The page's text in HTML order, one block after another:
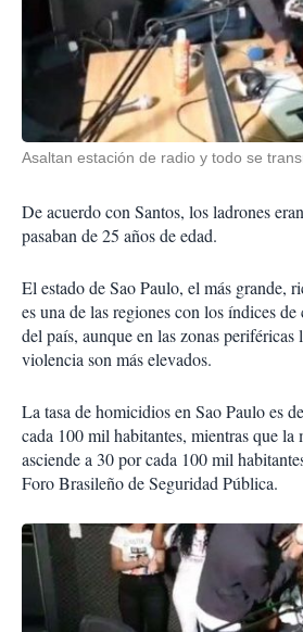
Asaltan estación de radio y todo se
De acuerdo con Santos, los ladrones
pasaban de 25 años de edad.
El estado de Sao Paulo, el más grande,
es una de las regiones con los índices
del país, aunque en las zonas periféricas
violencia son más elevados.
La tasa de homicidios en Sao Paulo es
cada 100 mil habitantes, mientras que la
asciende a 30 por cada 100 mil
Foro Brasileño de Seguridad Pública.